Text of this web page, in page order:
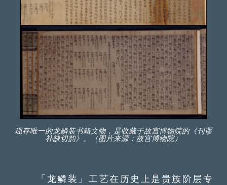
现存唯一的龙鳞装书籍文物，是收藏于故宫博物院的《刊谬
补缺切韵》。（图片来源：故宫博物院）
「龙鳞装」工艺在历史上是贵族阶层专